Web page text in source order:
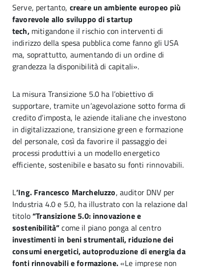
Serve, pertanto, creare un ambiente europeo più
favorevole allo sviluppo di startup
tech,mitigandone il rischio con interventi di
indirizzo della spesa pubblica come fanno gli USA
ma, soprattutto, aumentando di un ordine di
grandezza la disponibilità di capitali».
La misura Transizione 5.0 ha l’obiettivo di
supportare, tramite un’agevolazione sotto forma di
credito d’imposta, le aziende italiane che investono
in digitalizzazione, transizione green e formazione
del personale, così da favorire il passaggio dei
processi produttivi a un modello energetico
efficiente, sostenibile e basato su fonti rinnovabili.
L’Ing. Francesco Marcheluzzo, auditor DNV per
Industria 4.0 e 5.0, ha illustrato con la relazione dal
titolo“Transizione 5.0: innovazione e
sostenibilità”come il piano ponga al centro
investimenti in beni strumentali, riduzione dei
consumi energetici, autoproduzione di energia da
fonti rinnovabili e formazione.«Le imprese non